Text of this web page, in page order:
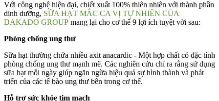
Với công nghệ hiện đại, chiết xuất 100% thiên nhiên với thành phần
dinh dưỡng, SỮA HẠT MẮC CA VỊ TỰ NHIÊN CỦA
DAKADO GROUP mang lại cho cơ thể 9 lợi ích tuyệt vời sau:
Phòng chống ung thư
Sữa hạt thường chứa nhiều axit anacardic - Một hợp chất có đặc tính
phòng chống ung thư mạnh mẽ. Các nghiên cứu chỉ ra rằng sử dụng
sữa hạt mỗi ngày giúp ngăn ngừa hiệu quả sự hình thành và phát
triển của các tế bào ung thư bên trong cơ thể.
Hỗ trợ sức khỏe tim mạch